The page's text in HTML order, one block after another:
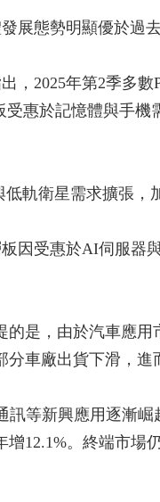
展態勢明顯優於過
，2025年第2季多
受惠於記憶體與手
軌衛星需求擴張，
因受惠於AI伺服器
的是，由於汽車應
車廠出貨下滑，進
等新興應用逐漸崛
增12.1%。終端市